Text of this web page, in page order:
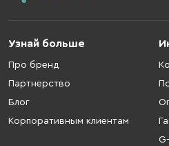
Узнай больше
Про бренд
Партнерство
Блог
Корпоративным клиентам